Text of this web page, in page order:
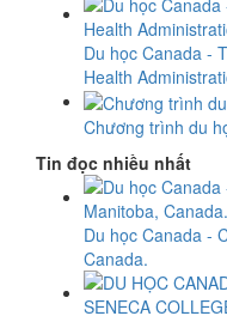
Du học Canada -
Health
Chương trình du
Tin đọc nhiều nhất
Du học Canada -
Canada.